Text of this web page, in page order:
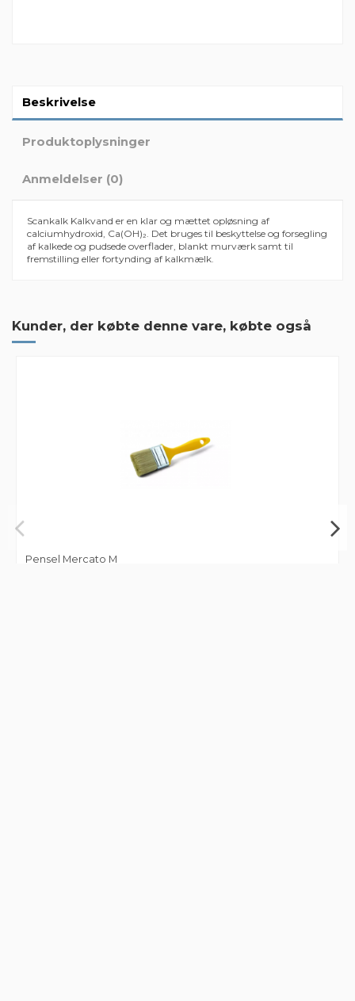
Beskrivelse
Produktoplysninger
Anmeldelser (0)
Scankalk Kalkvand er en klar og mættet opløsning af
calciumhydroxid, Ca(OH)₂. Det bruges til beskyttelse og forsegling
af kalkede og pudsede overflader, blankt murværk samt til
fremstilling eller fortynding af kalkmælk.
Kunder, der købte denne vare, købte også
Pensel Mercato M